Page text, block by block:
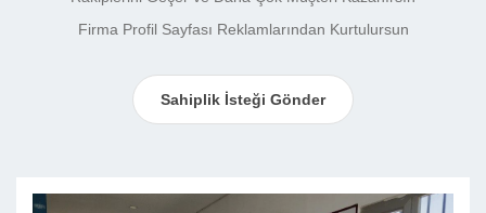
Firma Profil Sayfası Reklamlarından Kurtulursun
Sahiplik İsteği Gönder